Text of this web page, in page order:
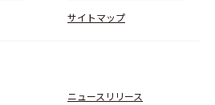
サイトマップ
ニュースリリース